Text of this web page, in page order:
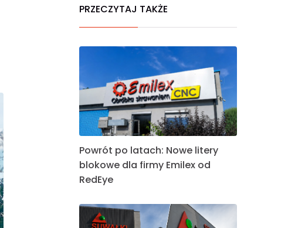
PRZECZYTAJ TAKŻE
Powrót po latach: Nowe litery
blokowe dla firmy Emilex od
RedEye